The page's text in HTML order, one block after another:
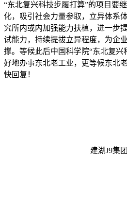
“东北复兴科技步履打算”的项目要
化，吸引社会力量参取，立异体系
究所内或内加强能力扶植，进一步
试能力，持续提拔立异程度，为企
撑。等候此后中国科学院“东北复兴
好地办事东北老工业，更等候东北
快回复！
建湖J9集